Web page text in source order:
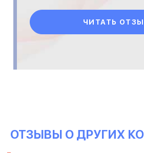
ЧИТАТЬ
ОТЗЫВЫ О ДРУГИХ